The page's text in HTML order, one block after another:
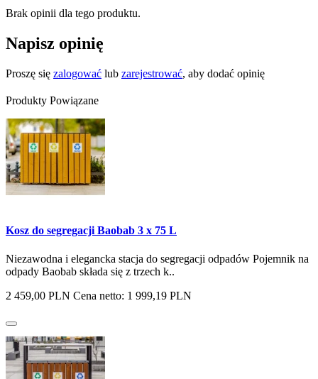
Brak opinii dla tego produktu.
Napisz opinię
Proszę się zalogować lub zarejestrować, aby dodać opinię
Produkty Powiązane
Kosz do segregacji Baobab 3 x 75 L
Niezawodna i elegancka stacja do segregacji odpadów Pojemnik na
odpady Baobab składa się z trzech k..
2 459,00 PLN Cena netto: 1 999,19 PLN